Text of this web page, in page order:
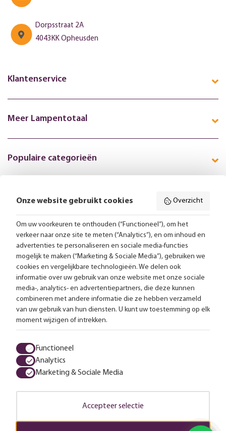
Dorpsstraat 2A
4043KK Opheusden
Klantenservice
Meer Lampentotaal
Populaire categorieën
Volg ons online:
Gratis bezorging vanaf 99,-
Advies op maat
Meer dan 25.000 lampen op voorraad
4.57 uit 2853 reviews
Algemene voorwaarden
Onze website gebruikt cookies Overzicht
Om uw voorkeuren te onthouden (“Functioneel”), om het
verkeer naar onze site te meten (“Analytics”), en om inhoud en
advertenties te personaliseren en sociale media-functies
mogelijk te maken (“Marketing & Sociale Media”), gebruiken we
cookies en vergelijkbare technologieën. We delen ook
informatie over uw gebruik van onze website met onze sociale
media-, analytics- en advertentiepartners, die deze kunnen
combineren met andere informatie die ze hebben verzameld
van uw gebruik van hun diensten. U kunt uw toestemming op elk
moment wijzigen of intrekken.
Functioneel
Analytics
Marketing & Sociale Media
Accepteer selectie